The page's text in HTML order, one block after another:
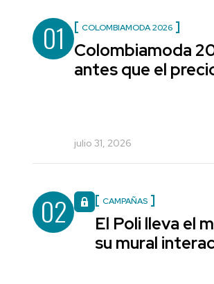
01 COLOMBIAMODA 2026
Colombiamoda
antes que el
julio 31, 2026
02 CAMPAÑAS
El Poli lleva el
su mural